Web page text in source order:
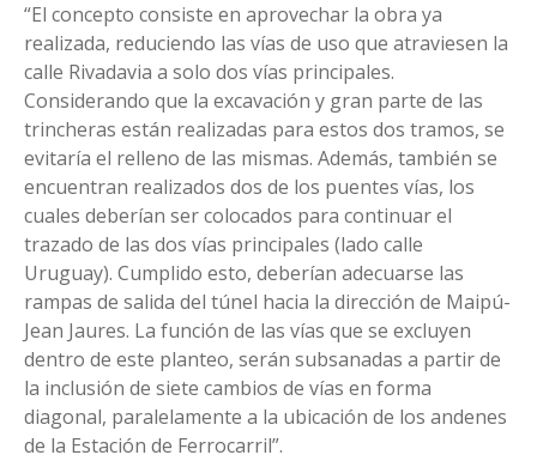
“El concepto consiste en aprovechar la obra ya
realizada, reduciendo las vías de uso que atraviesen la
calle Rivadavia a solo dos vías principales.
Considerando que la excavación y gran parte de las
trincheras están realizadas para estos dos tramos, se
evitaría el relleno de las mismas. Además, también se
encuentran realizados dos de los puentes vías, los
cuales deberían ser colocados para continuar el
trazado de las dos vías principales (lado calle
Uruguay). Cumplido esto, deberían adecuarse las
rampas de salida del túnel hacia la dirección de Maipú-
Jean Jaures. La función de las vías que se excluyen
dentro de este planteo, serán subsanadas a partir de
la inclusión de siete cambios de vías en forma
diagonal, paralelamente a la ubicación de los andenes
de la Estación de Ferrocarril”.